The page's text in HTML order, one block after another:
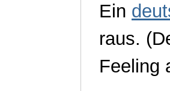
Ein
raus.
Feeling